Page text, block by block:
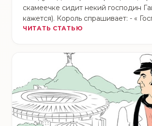
скамеечке сидит некий господин
кажется). Король спрашивает: - «
Гайар, …
ЧИТАТЬ СТАТЬЮ